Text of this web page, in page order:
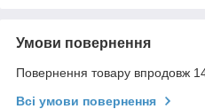
Умови повернення
Повернення товару впродовж
Всі умови повернення